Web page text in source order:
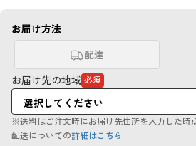
お届け方法
配達
お届け先の地域 必須
（必
須
項
目）
※送料はご注文時にお届け先住所を入力した時
配送についての詳細はこちら